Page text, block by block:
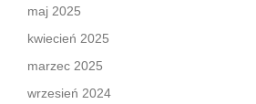
maj 2025
kwiecień 2025
marzec 2025
wrzesień 2024